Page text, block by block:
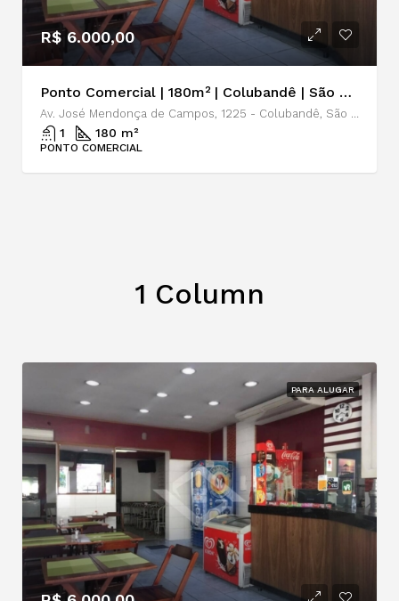
R$ 6.000,00
Ponto Comercial | 180m² | Colubandê | São Gonçalo | Locação
Av. José Mendonça de Campos, 1225 - Colubandê, São Gonçalo - RJ, 24744-560
1 180 m²
PONTO COMERCIAL
1 Column
PARA ALUGAR